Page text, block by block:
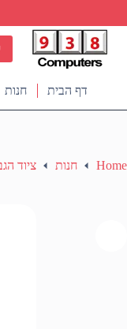
content
דף הבית
חנות
Home חנות ציוד